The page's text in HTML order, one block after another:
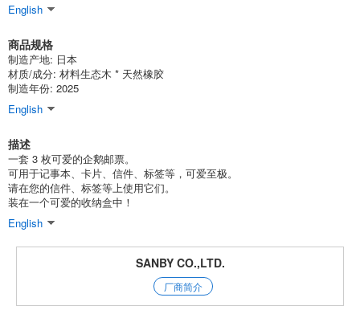
English
商品规格
制造产地: 日本
材质/成分: 材料生态木 * 天然橡胶
制造年份: 2025
English
描述
一套 3 枚可爱的企鹅邮票。
可用于记事本、卡片、信件、标签等，可爱至极。
请在您的信件、标签等上使用它们。
装在一个可爱的收纳盒中！
English
SANBY CO.,LTD.
厂商简介